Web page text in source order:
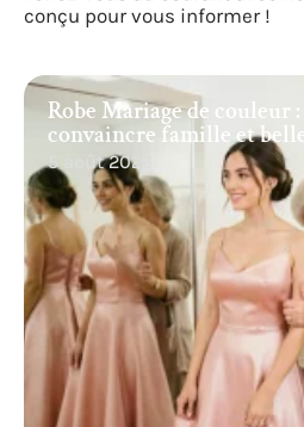
conçu pour vous informer !
Robe Mariage de couleur
convaincre famille et
5 août 2026